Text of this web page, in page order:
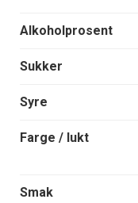
Alkoholprosent
Sukker
Syre
Farge / lukt
Smak